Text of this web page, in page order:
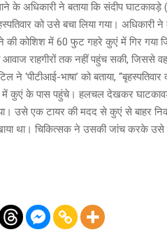
के अधिकारी ने बताया कि संदीप
को उसे बचा लिया गया। अधिकारी ने
की कोशिश में 60 फुट गहरे कुएं में गिर गया
राहगीरों तक नहीं पहुंच सकी, जिससे
ने ‘पीटीआई-भाषा’ को बताया,
कुएं के पास पहुंचे। हलचल देखकर घाटकावड़े
उसे एक टायर की मदद से कुएं से बाहर
था। चिकित्सक ने उसकी जांच करके